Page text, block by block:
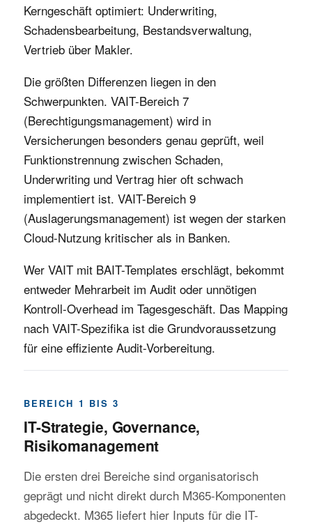
Kerngeschäft optimiert: Underwriting,
Schadensbearbeitung, Bestandsverwaltung,
Vertrieb über Makler.
Die größten Differenzen liegen in den
Schwerpunkten. VAIT-Bereich 7
(Berechtigungsmanagement) wird in
Versicherungen besonders genau geprüft, weil
Funktionstrennung zwischen Schaden,
Underwriting und Vertrag hier oft schwach
implementiert ist. VAIT-Bereich 9
(Auslagerungsmanagement) ist wegen der starken
Cloud-Nutzung kritischer als in Banken.
Wer VAIT mit BAIT-Templates erschlägt, bekommt
entweder Mehrarbeit im Audit oder unnötigen
Kontroll-Overhead im Tagesgeschäft. Das Mapping
nach VAIT-Spezifika ist die Grundvoraussetzung
für eine effiziente Audit-Vorbereitung.
BEREICH 1 BIS 3
IT-Strategie, Governance,
Risikomanagement
Die ersten drei Bereiche sind organisatorisch
geprägt und nicht direkt durch M365-Komponenten
abgedeckt. M365 liefert hier Inputs für die IT-